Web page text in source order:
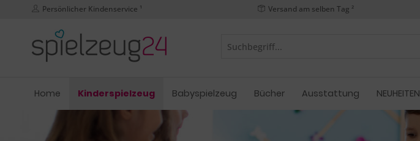
Persönlicher Kindenservice ¹ Versand am selben Tag ²
Home Kinderspielzeug Babyspielzeug Bücher Ausstattung NEUHEITEN